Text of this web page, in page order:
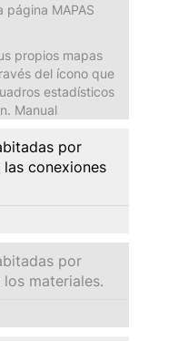
página MAPAS
propios mapas
del ícono que
estadísticos
Manual
por
conexiones
por
materiales.